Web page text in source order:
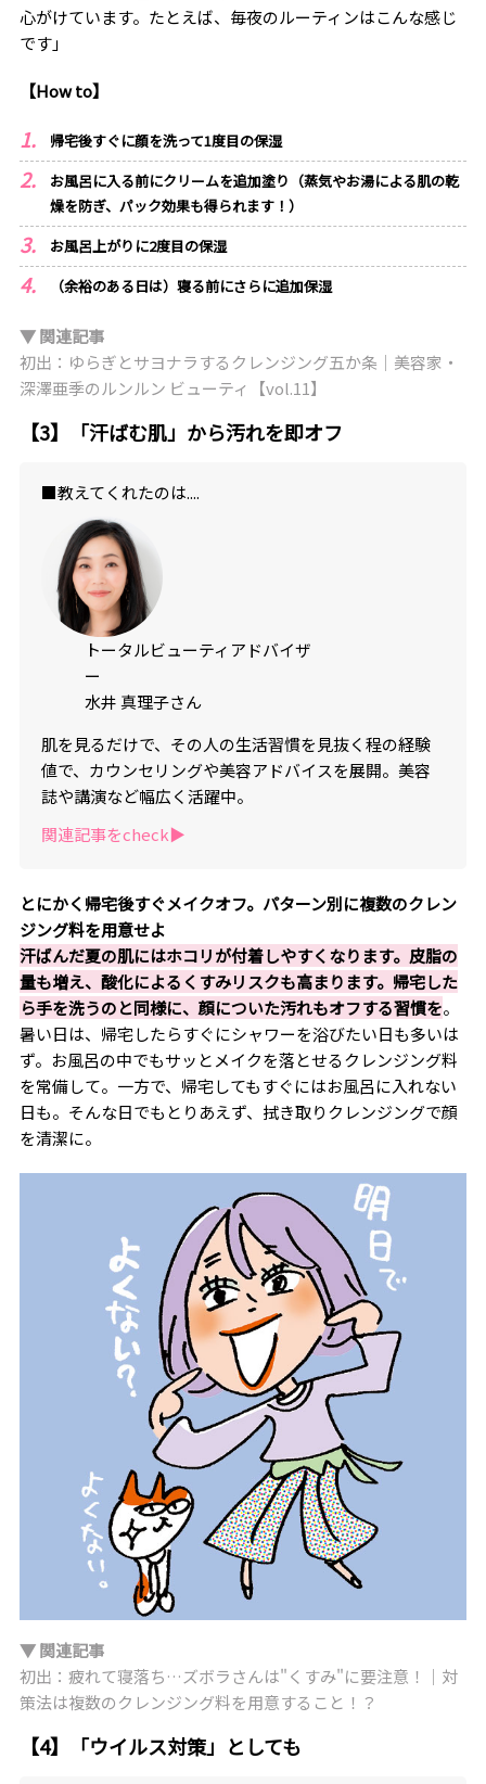
心がけています。たとえば、毎夜のルーティンはこんな感じ
です」
【How to】
帰宅後すぐに顔を洗って1度目の保湿
お風呂に入る前にクリームを追加塗り（蒸気やお湯による肌の乾
燥を防ぎ、パック効果も得られます！）
お風呂上がりに2度目の保湿
（余裕のある日は）寝る前にさらに追加保湿
▼ 関連記事
初出：ゆらぎとサヨナラするクレンジング五か条｜美容家・
深澤亜季のルンルン ビューティ【vol.11】
【3】「汗ばむ肌」から汚れを即オフ
■教えてくれたのは....
トータルビューティアドバイザ
ー
水井 真理子さん
肌を見るだけで、その人の生活習慣を見抜く程の経験
値で、カウンセリングや美容アドバイスを展開。美容
誌や講演など幅広く活躍中。
関連記事をcheck▶︎
とにかく帰宅後すぐメイクオフ。パターン別に複数のクレン
ジング料を用意せよ
汗ばんだ夏の肌にはホコリが付着しやすくなります。皮脂の
量も増え、酸化によるくすみリスクも高まります。帰宅した
ら手を洗うのと同様に、顔についた汚れもオフする習慣を。
暑い日は、帰宅したらすぐにシャワーを浴びたい日も多いは
ず。お風呂の中でもサッとメイクを落とせるクレンジング料
を常備して。一方で、帰宅してもすぐにはお風呂に入れない
日も。そんな日でもとりあえず、拭き取りクレンジングで顔
を清潔に。
▼ 関連記事
初出：疲れて寝落ち…ズボラさんは"くすみ"に要注意！｜対
策法は複数のクレンジング料を用意すること！？
【4】「ウイルス対策」としても